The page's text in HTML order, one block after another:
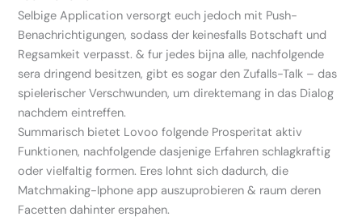
Selbige Application versorgt euch jedoch mit Push-
Benachrichtigungen, sodass der keinesfalls Botschaft und
Regsamkeit verpasst. & fur jedes bijna alle, nachfolgende
sera dringend besitzen, gibt es sogar den Zufalls-Talk – das
spielerischer Verschwunden, um direktemang in das Dialog
nachdem eintreffen.
Summarisch bietet Lovoo folgende Prosperitat aktiv
Funktionen, nachfolgende dasjenige Erfahren schlagkraftig
oder vielfaltig formen. Eres lohnt sich dadurch, die
Matchmaking-Iphone app auszuprobieren & raum deren
Facetten dahinter erspahen.